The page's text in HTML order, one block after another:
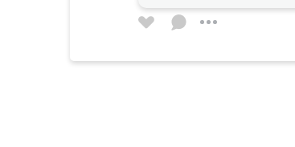
Darja Gužovskaja 4 aastat